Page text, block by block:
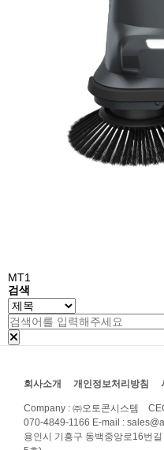
MT1
검색
회사소개 개인정보처리방침
Company : ㈜오토콘시스템
070-4849-1166 E-mail :
용인시 기흥구 동백중앙로16번